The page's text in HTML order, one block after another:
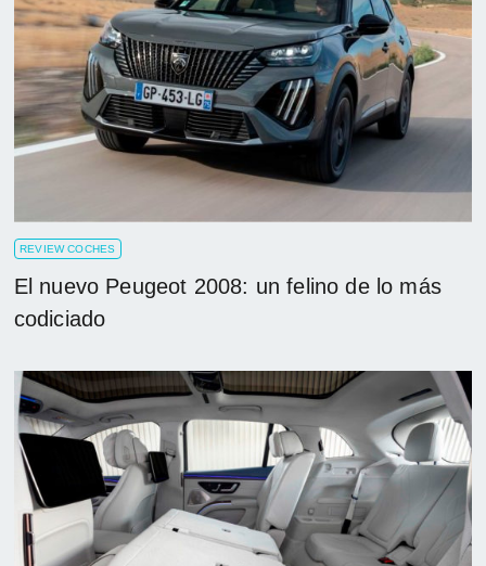
REVIEW COCHES
El nuevo Peugeot 2008: un felino de lo más
codiciado